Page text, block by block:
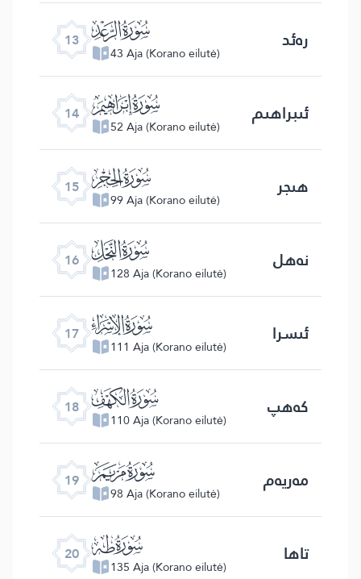
13 ﮙ
43 Aja (Korano eilutė) رەئد
14 ﮚ
52 Aja (Korano eilutė) ئىبراھىم
15 ﮛ
99 Aja (Korano eilutė) ھىجر
16 ﮜ
128 Aja (Korano eilutė) نەھل
17 ﮝ
111 Aja (Korano eilutė) ئىسرا
18 ﮞ
110 Aja (Korano eilutė) كەھپ
19 ﮟ
98 Aja (Korano eilutė) مەريەم
20 ﮠ
135 Aja (Korano eilutė) تاھا